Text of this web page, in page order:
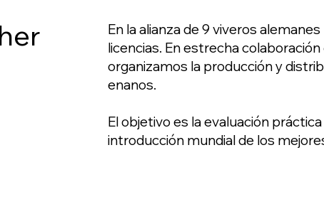
En la alianza de 9 viveros
licencias. En estrecha
organizamos la producción y
enanos.
El objetivo es la evaluación
introducción mundial de los